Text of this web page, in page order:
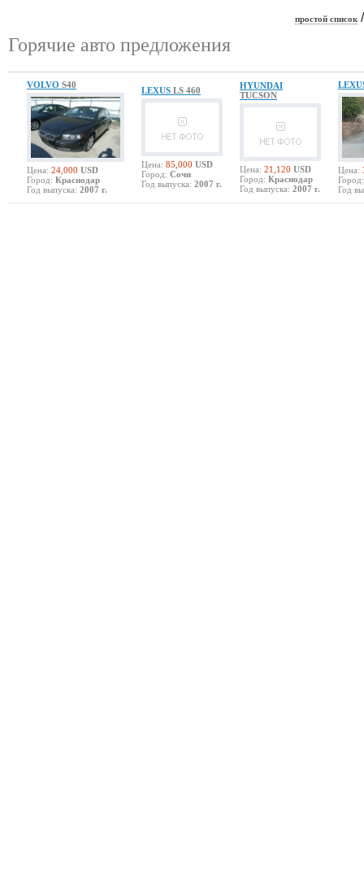
простой список
Горячие авто предложения
VOLVO S40
Цена: 24,000 USD
Город: Краснодар
Год выпуска: 2007 г.
LEXUS LS 460
Цена: 85,000 USD
Город: Сочи
Год выпуска: 2007 г.
HYUNDAI
TUCSON
Цена: 21,120 USD
Город: Краснодар
Год выпуска: 2007 г.
Цена:
Город:
Год